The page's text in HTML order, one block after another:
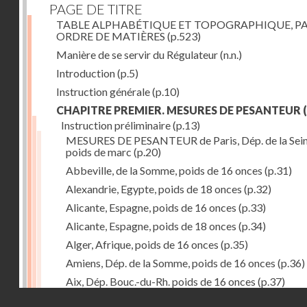
PAGE DE TITRE
TABLE ALPHABÉTIQUE ET TOPOGRAPHIQUE,
ORDRE DE MATIÈRES (p.523)
Manière de se servir du Régulateur(n.n.)
Introduction(p.5)
Instruction générale(p.10)
CHAPITRE PREMIER. MESURES DE PESANTEUR
Instruction préliminaire(p.13)
MESURES DE PESANTEUR de Paris, Dép. de la
poids de marc (p.20)
Abbeville, de la Somme, poids de 16 onces (p.31)
Alexandrie, Egypte, poids de 18 onces (p.32)
Alicante, Espagne, poids de 16 onces (p.33)
Alicante, Espagne, poids de 18 onces (p.34)
Alger, Afrique, poids de 16 onces (p.35)
Amiens, Dép. de la Somme, poids de 16 onces (p.36)
Aix, Dép. Bouc.-du-Rh. poids de 16 onces (p.37)